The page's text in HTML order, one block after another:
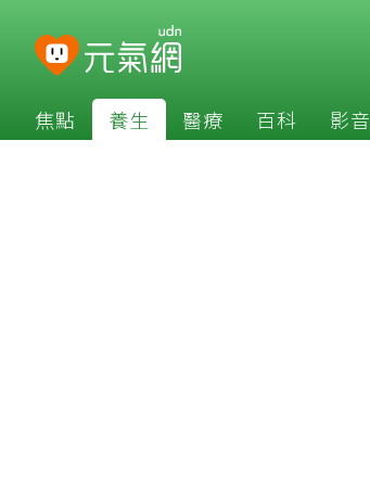
焦點 養生 醫療 百科 影音